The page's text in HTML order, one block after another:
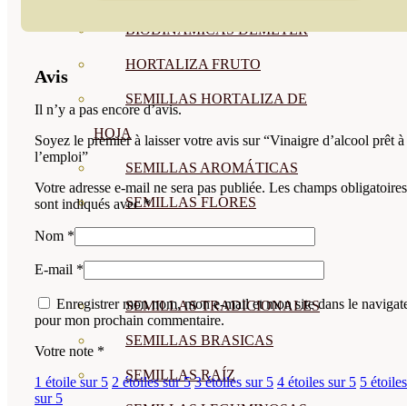
BIODINÁMICAS DEMETER
HORTALIZA FRUTO
SEMILLAS HORTALIZA DE
HOJA
SEMILLAS AROMÁTICAS
SEMILLAS FLORES
SEMILLAS TRADICIONALES
SEMILLAS BRASICAS
SEMILLAS RAÍZ
Avis
Il n’y a pas encore d’avis.
Soyez le premier à laisser votre avis sur “Vinaigre d’alcool prêt à
l’emploi”
Votre adresse e-mail ne sera pas publiée. Les champs obligatoires
sont indiqués avec*
Nom *
E-mail *
Enregistrer mon nom, mon e-mail et mon site dans le
pour mon prochain commentaire.
Votre note *
1 étoile sur 5 2 étoiles sur 5 3 étoiles sur 5 4 étoiles sur 5 5 étoiles
sur 5